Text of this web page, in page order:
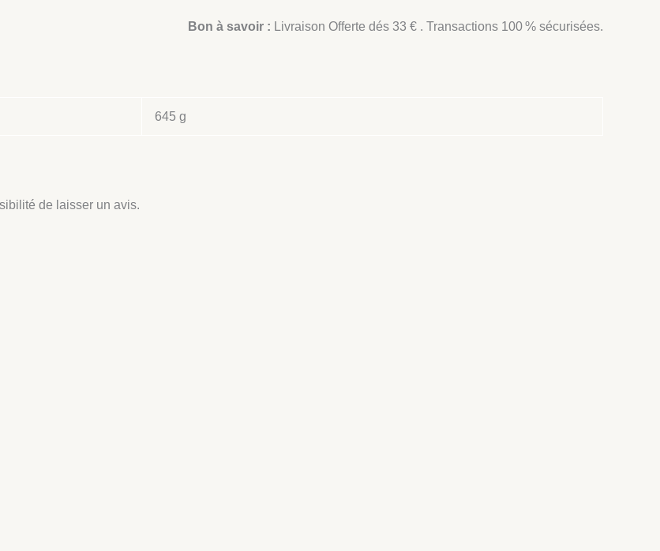
Bon à savoir : Livraison Offerte dés 33 € . Transactions 100 % sécurisées.
645 g
de laisser un avis.